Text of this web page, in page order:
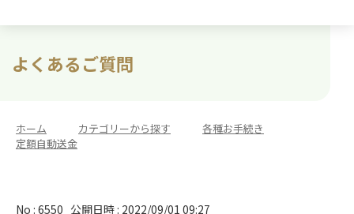
よくあるご質問
ホーム カテゴリーから探す 各種お手続き
定額自動送金
No : 6550 公開日時 : 2022/09/01 09:27